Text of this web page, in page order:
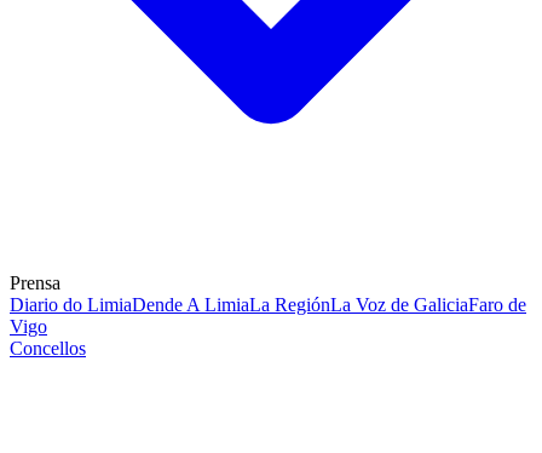
Prensa
Diario do LimiaDende A LimiaLa RegiónLa Voz de GaliciaFaro de
Vigo
Concellos